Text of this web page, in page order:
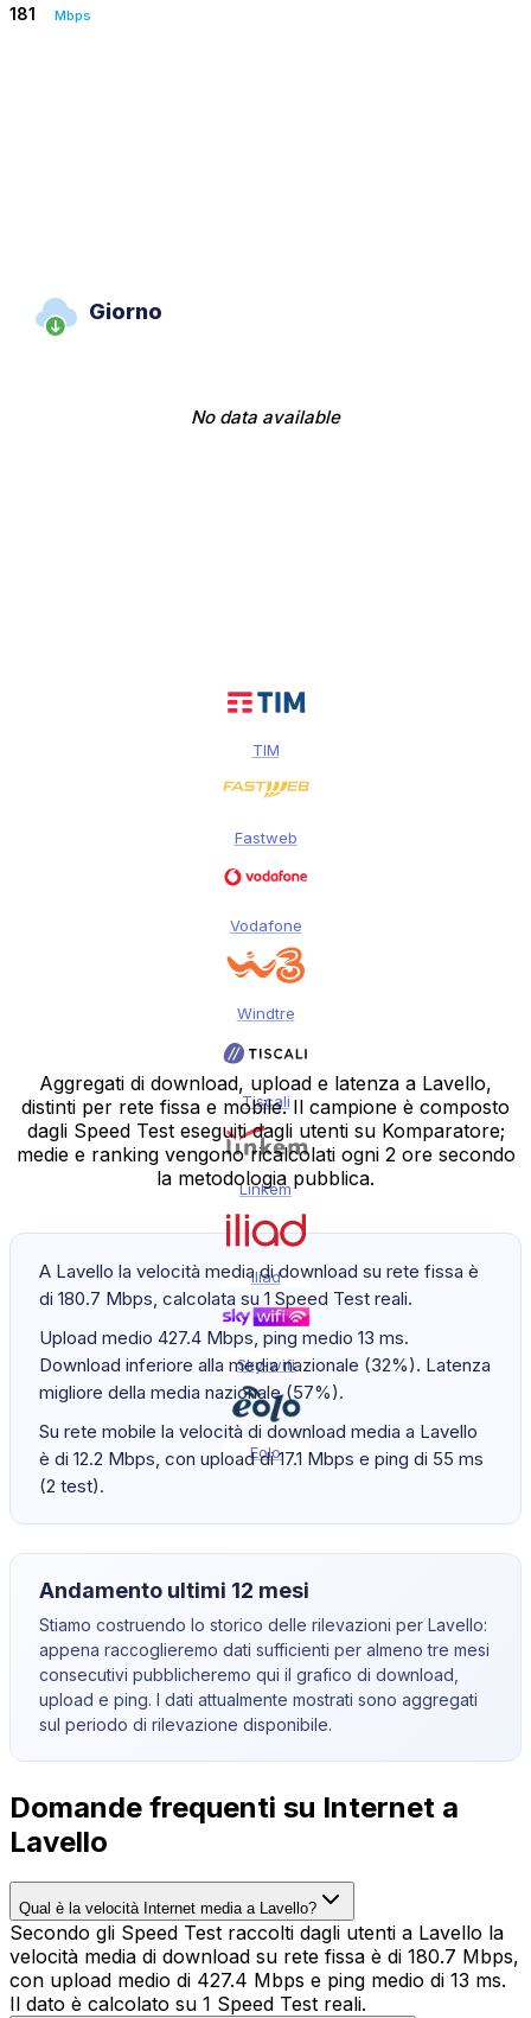
181
Mbps
Giorno
No data available
TIM
Fastweb
Vodafone
Windtre
Tiscali
Linkem
Iliad
Sky-wifi
Eolo
Aggregati di download, upload e latenza a Lavello,
distinti per rete fissa e mobile. Il campione è composto
dagli Speed Test eseguiti dagli utenti su Komparatore;
medie e ranking vengono ricalcolati ogni 2 ore secondo
la metodologia pubblica.
A Lavello la velocità media di download su rete fissa è
di 180.7 Mbps, calcolata su 1 Speed Test reali.
Upload medio 427.4 Mbps, ping medio 13 ms.
Download inferiore alla media nazionale (32%). Latenza
migliore della media nazionale (57%).
Su rete mobile la velocità di download media a Lavello
è di 12.2 Mbps, con upload di 17.1 Mbps e ping di 55 ms
(2 test).
Andamento ultimi 12 mesi
Stiamo costruendo lo storico delle rilevazioni per Lavello:
appena raccoglieremo dati sufficienti per almeno tre mesi
consecutivi pubblicheremo qui il grafico di download,
upload e ping. I dati attualmente mostrati sono aggregati
sul periodo di rilevazione disponibile.
Domande frequenti su Internet a
Lavello
Qual è la velocità Internet media a Lavello?
Secondo gli Speed Test raccolti dagli utenti a Lavello la
velocità media di download su rete fissa è di 180.7 Mbps,
con upload medio di 427.4 Mbps e ping medio di 13 ms.
Il dato è calcolato su 1 Speed Test reali.